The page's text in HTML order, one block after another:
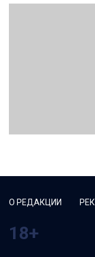
О РЕДАКЦИИ
18+